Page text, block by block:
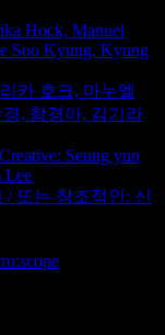
Hock, Manuel
Soo Kyung, Kyung
카 호크, 마누엘
, 함경아, 김기라
Seung yun
Lee
또는 창조적인: 신